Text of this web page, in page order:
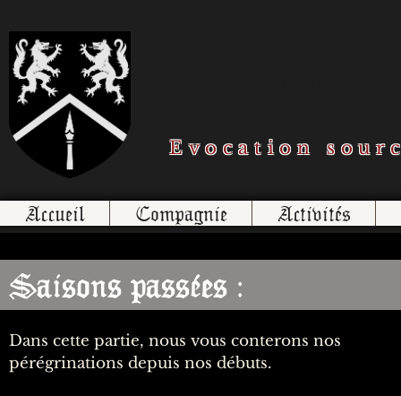
Evocation
Accueil Compagnie Activités
Saisons passées :
Dans cette partie, nous vous conterons nos
pérégrinations depuis nos débuts.